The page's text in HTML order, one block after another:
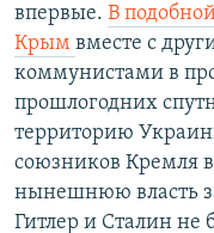
впервые. В
Крым вместе с
коммунистами в
прошлогодних
территорию
союзников Кремля
нынешнюю власть
Гитлер и Сталин не